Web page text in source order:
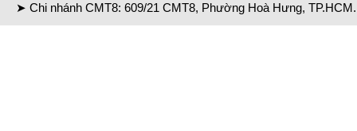
➤ Chi nhánh CMT8: 609/21 CMT8, Phường Hoà Hưng,